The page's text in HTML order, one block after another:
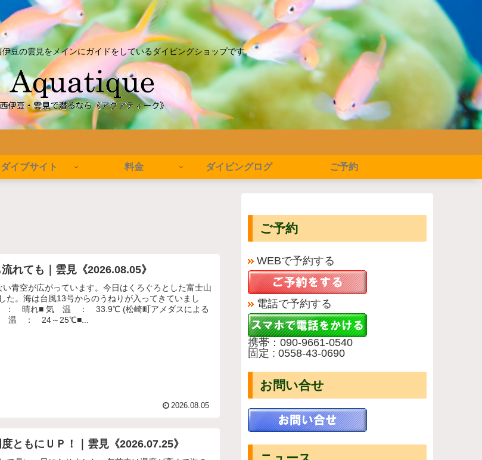
豆の雲見をメインにガイドをしているダイビングショップです。
ダイブサイト 料金 ダイビングログ ご予約
れても｜雲見《2026.08.05》
い青空が広がっています。今日はくろぐろとした富士山
た。海は台風13号からのうねりが入ってきていまし
晴れ■ 気 温 ： 33.9℃ (松崎町アメダスによる
温 ： 24～25℃■...
2026.08.05
ともにＵＰ！｜雲見《2026.07.25》
ご予約
WEBで予約する
電話で予約する
携帯：090-9661-0540
固定 : 0558-43-0690
お問い合せ